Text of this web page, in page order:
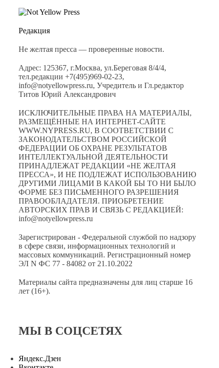
Редакция
Не желтая пресса — проверенные новости.
Адрес: 125367, г.Москва, ул.Береговая 8/4/4,
тел.редакции +7(495)969-02-23,
info@notyellowpress.ru, Учредитель и Гл.редактор
Титов Юрий Александрович
ИСКЛЮЧИТЕЛЬНЫЕ ПРАВА НА МАТЕРИАЛЫ,
РАЗМЕЩЁННЫЕ НА ИНТЕРНЕТ-САЙТЕ
WWW.NYPRESS.RU, В СООТВЕТСТВИИ С
ЗАКОНОДАТЕЛЬСТВОМ РОССИЙСКОЙ
ФЕДЕРАЦИИ ОБ ОХРАНЕ РЕЗУЛЬТАТОВ
ИНТЕЛЛЕКТУАЛЬНОЙ ДЕЯТЕЛЬНОСТИ
ПРИНАДЛЕЖАТ РЕДАКЦИИ «НЕ ЖЕЛТАЯ
ПРЕССА», И НЕ ПОДЛЕЖАТ ИСПОЛЬЗОВАНИЮ
ДРУГИМИ ЛИЦАМИ В КАКОЙ БЫ ТО НИ БЫЛО
ФОРМЕ БЕЗ ПИСЬМЕННОГО РАЗРЕШЕНИЯ
ПРАВООБЛАДАТЕЛЯ. ПРИОБРЕТЕНИЕ
АВТОРСКИХ ПРАВ И СВЯЗЬ С РЕДАКЦИЕЙ:
info@notyellowpress.ru
Зарегистрирован - Федеральной службой по надзору
в сфере связи, информационных технологий и
массовых коммуникаций. Регистрационный номер
ЭЛ N ФС 77 - 84082 от 21.10.2022
Материалы сайта предназначены для лиц старше 16
лет (16+).
МЫ В СОЦСЕТЯХ
Яндекс.Дзен